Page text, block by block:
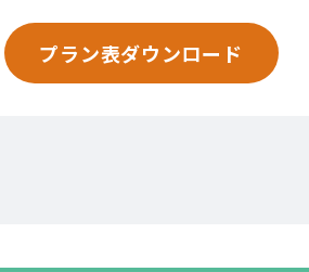
プラン表ダウンロード